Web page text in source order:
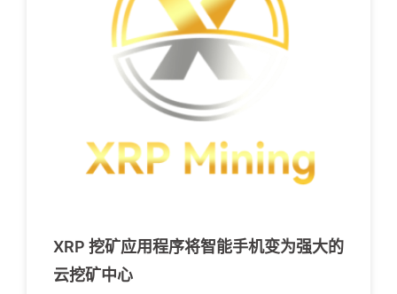
XRP 挖矿应用程序将智能手机变为强大的
云挖矿中心